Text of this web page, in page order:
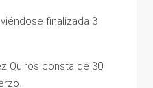
finalizada 3
Quiros consta de 30